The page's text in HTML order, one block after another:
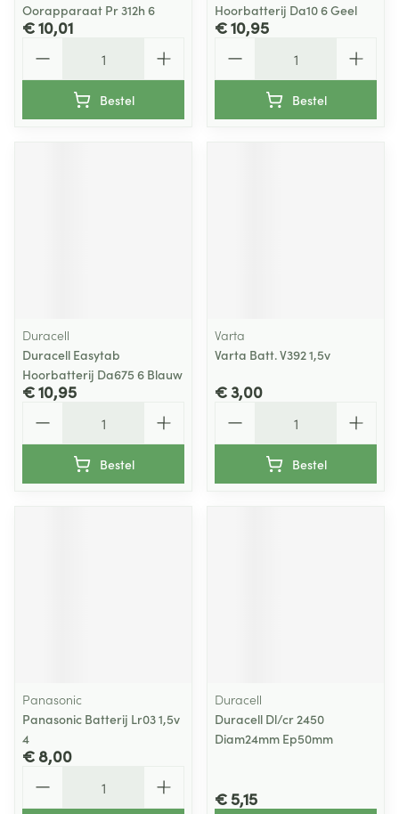
Oorapparaat Pr 312h 6
€ 10,01
Bestel
Hoorbatterij Da10 6 Geel
€ 10,95
Bestel
Duracell
Duracell Easytab
Hoorbatterij Da675 6 Blauw
€ 10,95
Bestel
Varta
Varta Batt. V392 1,5v
€ 3,00
Bestel
Panasonic
Panasonic Batterij Lr03 1,5v
4
€ 8,00
Duracell
Duracell Dl/cr 2450
Diam24mm Ep50mm
€ 5,15